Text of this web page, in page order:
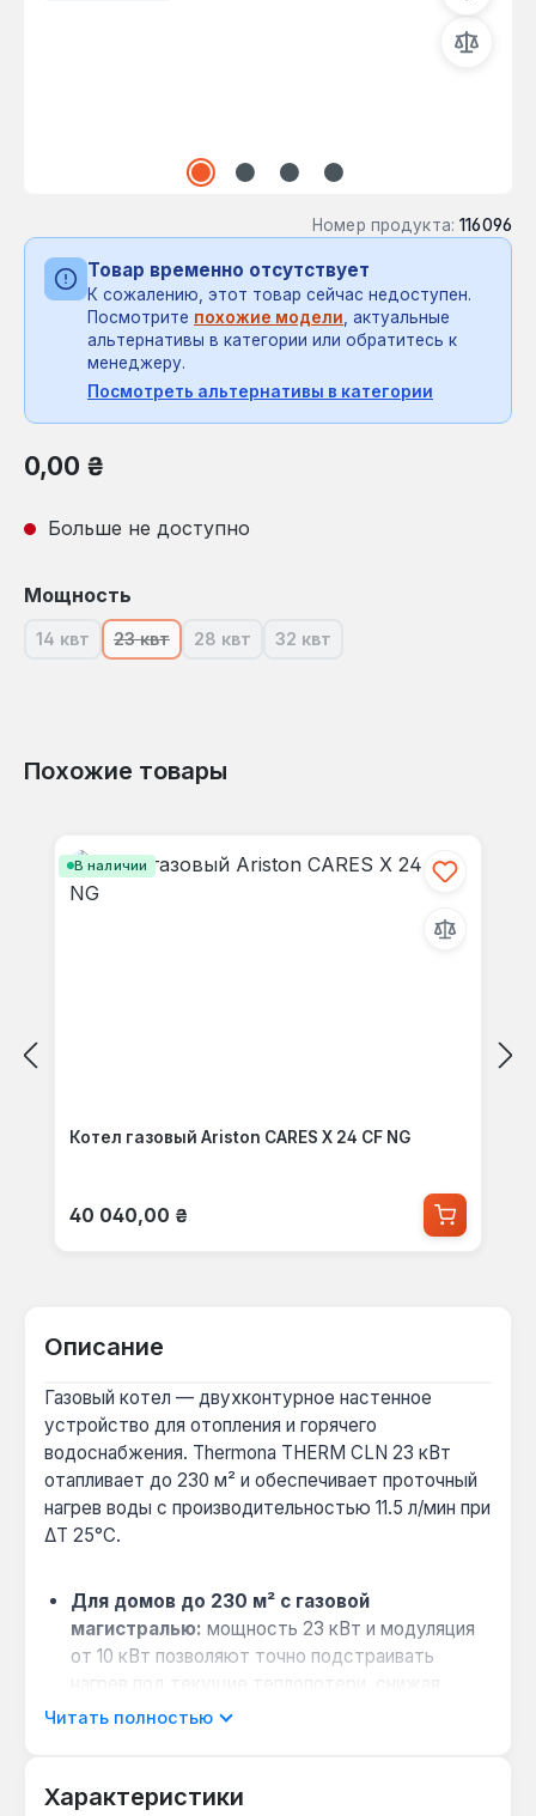
Номер продукта: 116096
Товар временно отсутствует
К сожалению, этот товар сейчас недоступен.
Посмотрите похожие модели , актуальные
альтернативы в категории или обратитесь к
менеджеру.
Посмотреть альтернативы в категории
Обычная цена:
0,00 ₴
Больше не доступно
Выберите
Мощность
14 квт(В настоящее время эта опция недоступна.)
23 квт(В настоящее время эта опция недоступна.)
28 квт(В настоящее время эта опция
32 квт(В настоящее время эта
Похожие товары
В наличии
Котел газовый Ariston CARES X 24 CF NG
Обычная цена:
40 040,00 ₴
Описание
Газовый котел — двухконтурное настенное
устройство для отопления и горячего
водоснабжения. Thermona THERM CLN 23 кВт
отапливает до 230 м² и обеспечивает проточный
нагрев воды с производительностью 11.5 л/мин при
ΔT 25°C.
Для домов до 230 м² с газовой
магистралью: мощность 23 кВт и модуляция
от 10 кВт позволяют точно подстраивать
нагрев под текущие теплопотери, снижая
расход газа до 2.65 м³/ч.
теплообменник с алюмосиликоновым
Читать полностью
Характеристики